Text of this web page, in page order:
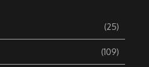
(25)
(109)